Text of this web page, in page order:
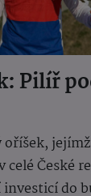
Pilíř
České
do